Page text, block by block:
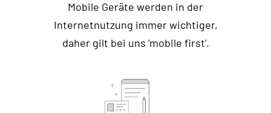
Mobile Geräte werden in der
Internetnutzung immer wichtiger,
daher gilt bei uns 'mobile first'.